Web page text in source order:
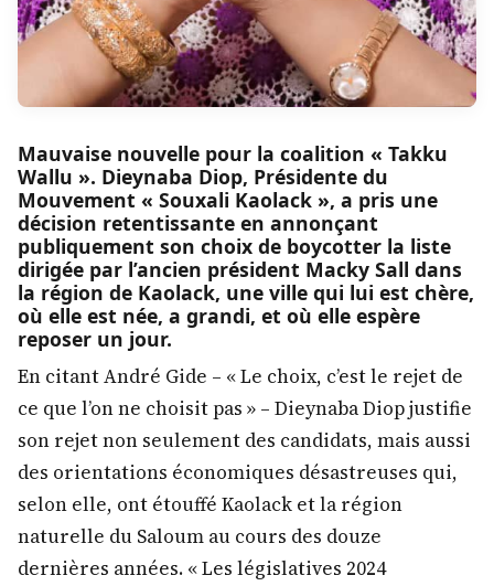
Mauvaise nouvelle pour la coalition « Takku
Wallu ». Dieynaba Diop, Présidente du
Mouvement « Souxali Kaolack », a pris une
décision retentissante en annonçant
publiquement son choix de boycotter la liste
dirigée par l’ancien président Macky Sall dans
la région de Kaolack, une ville qui lui est chère,
où elle est née, a grandi, et où elle espère
reposer un jour.
En citant André Gide – « Le choix, c’est le rejet de
ce que l’on ne choisit pas » – Dieynaba Diop justifie
son rejet non seulement des candidats, mais aussi
des orientations économiques désastreuses qui,
selon elle, ont étouffé Kaolack et la région
naturelle du Saloum au cours des douze
dernières années. « Les législatives 2024